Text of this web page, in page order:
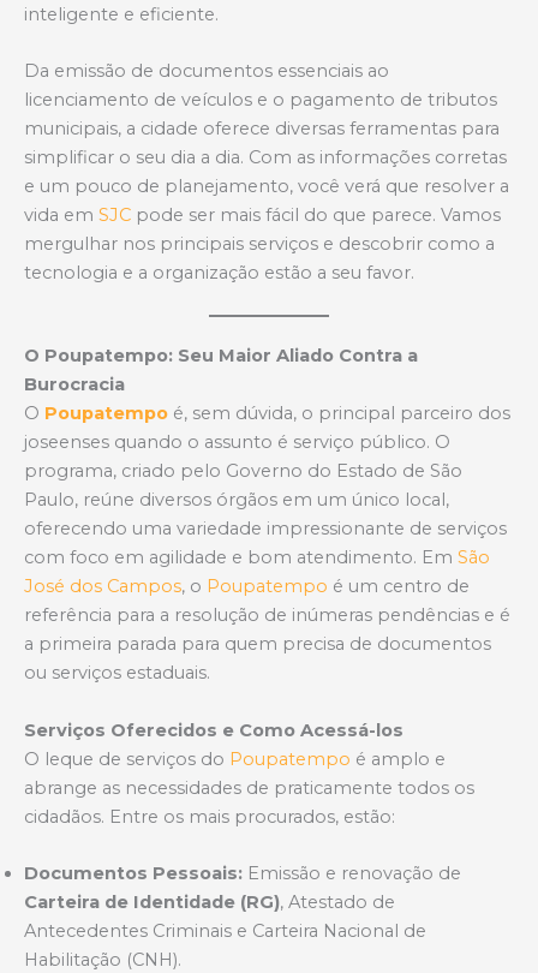
inteligente e eficiente.
Da emissão de documentos essenciais ao
licenciamento de veículos e o pagamento de tributos
municipais, a cidade oferece diversas ferramentas para
simplificar o seu dia a dia. Com as informações corretas
e um pouco de planejamento, você verá que resolver a
vida em SJC pode ser mais fácil do que parece. Vamos
mergulhar nos principais serviços e descobrir como a
tecnologia e a organização estão a seu favor.
O Poupatempo: Seu Maior Aliado Contra a
Burocracia
O Poupatempo é, sem dúvida, o principal parceiro dos
joseenses quando o assunto é serviço público. O
programa, criado pelo Governo do Estado de São
Paulo, reúne diversos órgãos em um único local,
oferecendo uma variedade impressionante de serviços
com foco em agilidade e bom atendimento. Em São
José dos Campos, o Poupatempo é um centro de
referência para a resolução de inúmeras pendências e é
a primeira parada para quem precisa de documentos
ou serviços estaduais.
Serviços Oferecidos e Como Acessá-los
O leque de serviços do Poupatempo é amplo e
abrange as necessidades de praticamente todos os
cidadãos. Entre os mais procurados, estão:
Documentos Pessoais: Emissão e renovação de
Carteira de Identidade (RG), Atestado de
Antecedentes Criminais e Carteira Nacional de
Habilitação (CNH).